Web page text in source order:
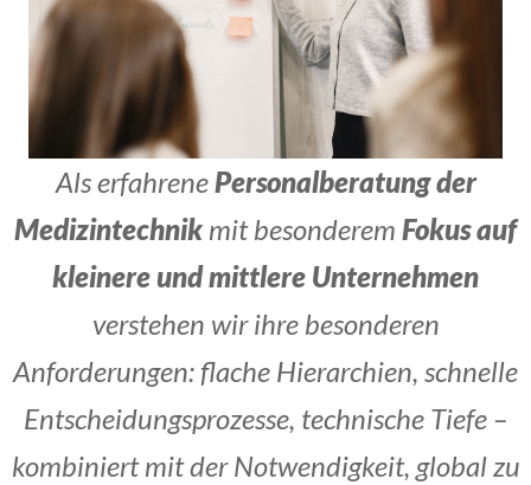
Als erfahrenePersonalberatung der
Medizintechnik mit besonderem Fokus auf
kleinere und mittlere Unternehmen
verstehen wir ihre besonderen
Anforderungen: flache Hierarchien, schnelle
Entscheidungsprozesse, technische Tiefe –
kombiniert mit der Notwendigkeit, global zu